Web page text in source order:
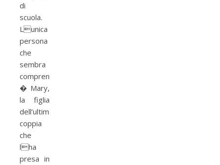
di
scuola.
Lunica
persona
che
sembra
comprenderla
� Mary,
la figlia
dell’ultima
coppia
che
lha
presa in